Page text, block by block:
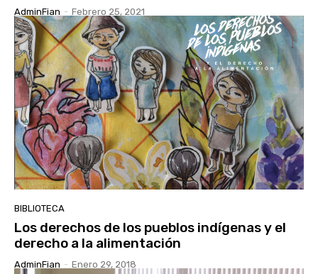
AdminFian - Febrero 25, 2021
BIBLIOTECA
Los derechos de los pueblos indígenas y el
derecho a la alimentación
AdminFian - Enero 29, 2018